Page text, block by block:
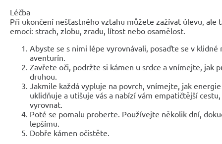
Léčba
Při ukončení nešťastného vztahu můžete zažívat úlevu, ale
emocí: strach, zlobu, zradu, lítost nebo osamělost.
Abyste se s nimi lépe vyrovnávali, posaďte se v
aventurín.
Zavřete oči, podržte si kámen u srdce a vnímejte, jak
druhou.
Jakmile každá vypluje na povrch, vnímejte, jak
uklidňuje a utišuje vás a nabízí vám empatičtější
vyrovnat.
Poté se pomalu proberte. Používejte několik dní,
lepšímu.
Dobře kámen očistěte.